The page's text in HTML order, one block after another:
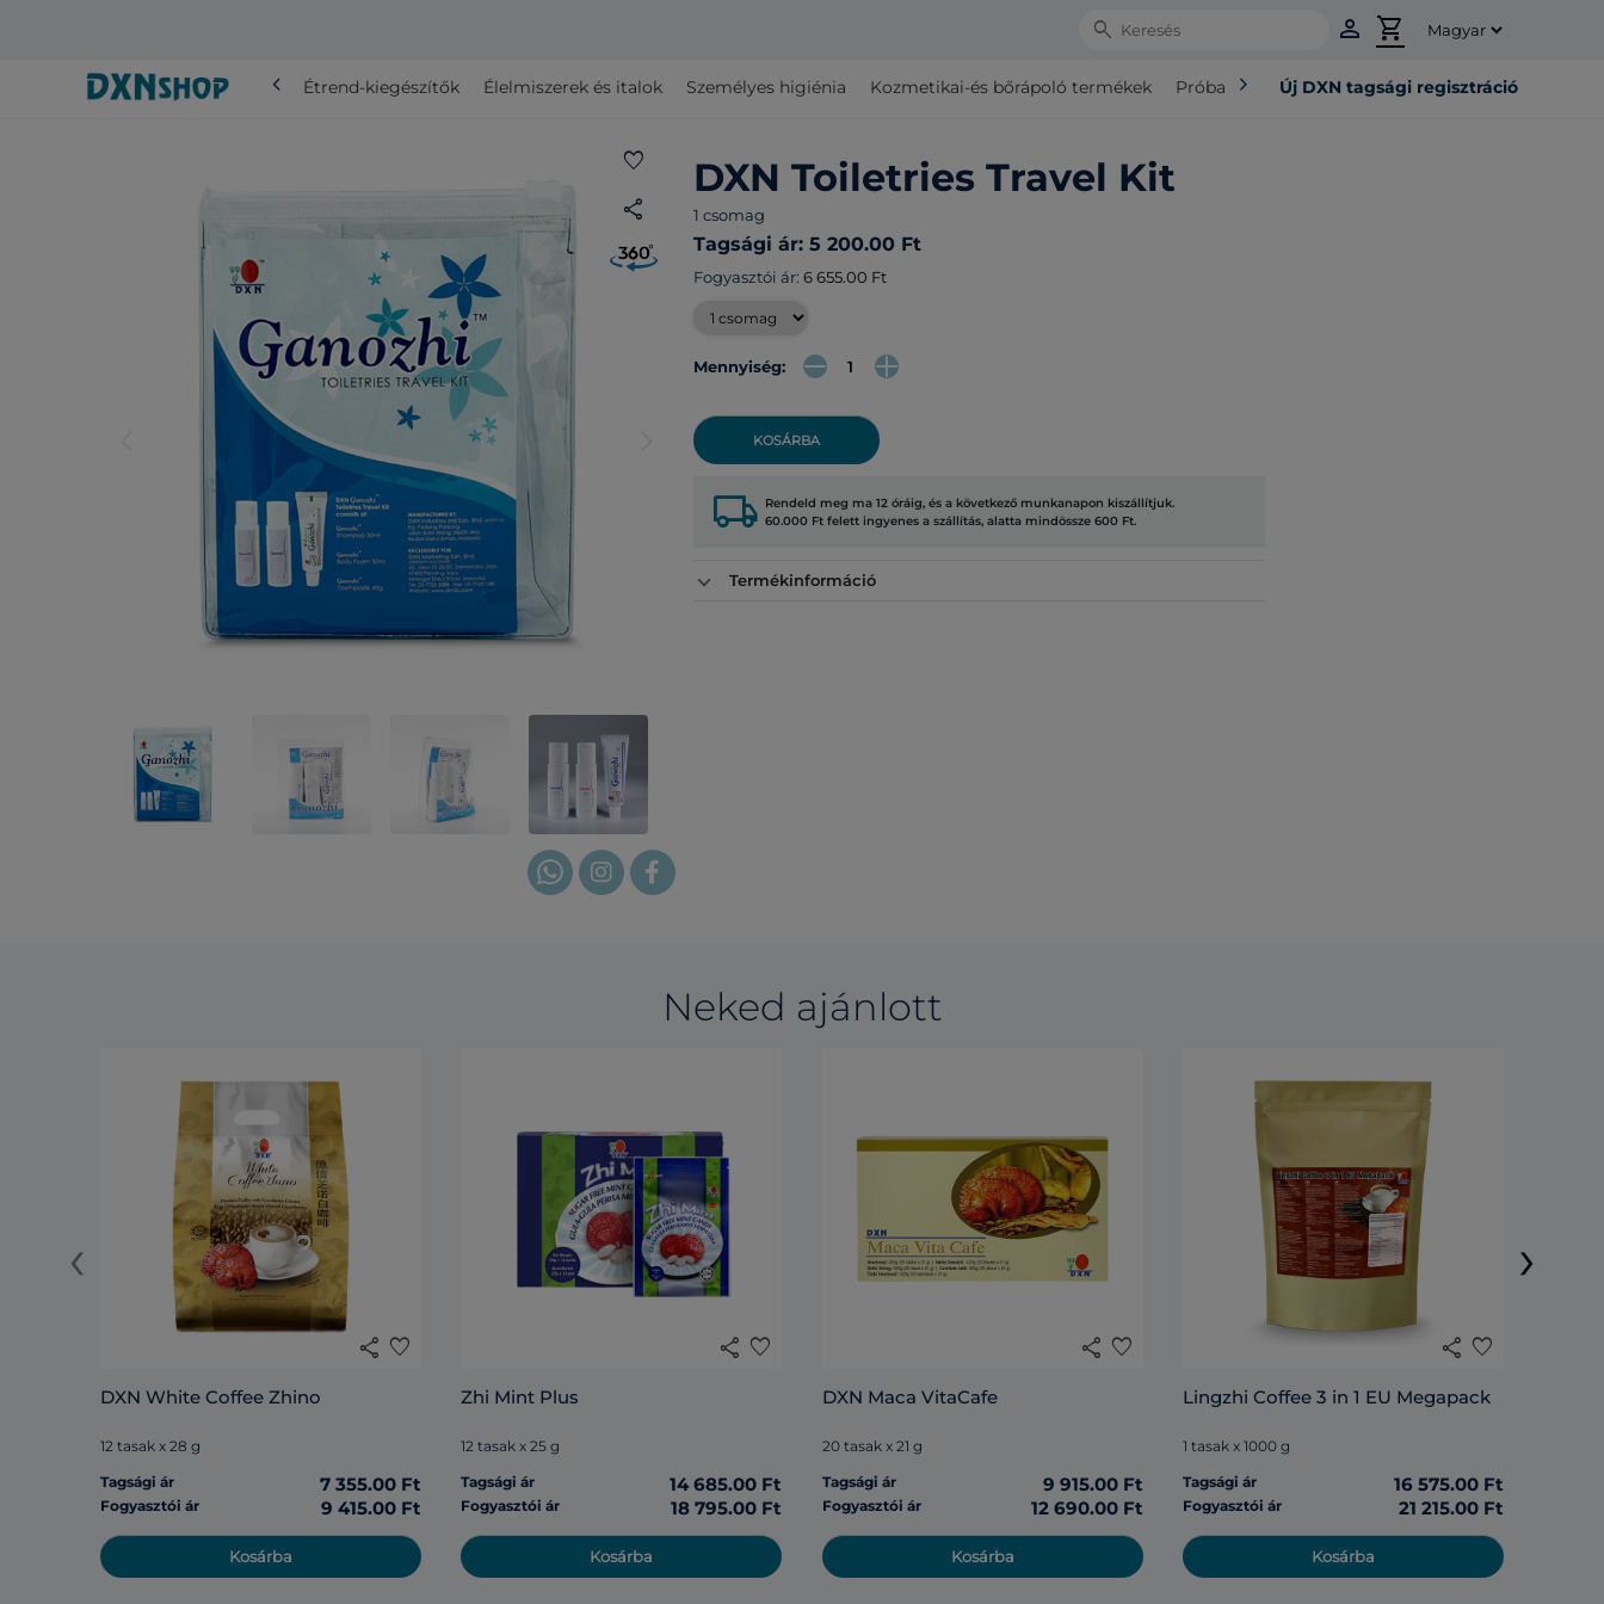
Search person shopping_cart
chevron_left chevron_right
Összes Étrend-kiegészítők Élelmiszerek és italok Személyes higiénia Kozmetikai-és bőrápoló termékek Próba csomagÚj DXN tagsági regisztráció
favorite
share
DXN Toiletries Travel Kit
1 csomag
Tagsági ár: 5 200.00 Ft
Fogyasztói ár: 6 655.00 Ft
Mennyiség:
KOSÁRBA
local_shipping Rendeld meg ma 12 óráig, és a következő munkanapon kiszállítjuk.
60.000 Ft felett ingyenes a szállítás, alatta mindössze 600 Ft.
Termékinformáció
Neked ajánlott
share favorite
DXN White Coffee Zhino
12 tasak x 28 g
Tagsági ár
7 355.00 Ft
Fogyasztói ár 9 415.00 Ft
Kosárba
share favorite
Zhi Mint Plus
12 tasak x 25 g
Tagsági ár
14 685.00 Ft
Fogyasztói ár 18 795.00 Ft
Kosárba
share favorite
DXN Maca VitaCafe
20 tasak x 21 g
Tagsági ár
9 915.00 Ft
Fogyasztói ár 12 690.00 Ft
Kosárba
share favorite
Lingzhi Coffee 3 in 1 EU Megapack
1 tasak x 1000 g
Tagsági ár
16 575.00 Ft
Fogyasztói ár 21 215.00 Ft
Kosárba
‹ ›